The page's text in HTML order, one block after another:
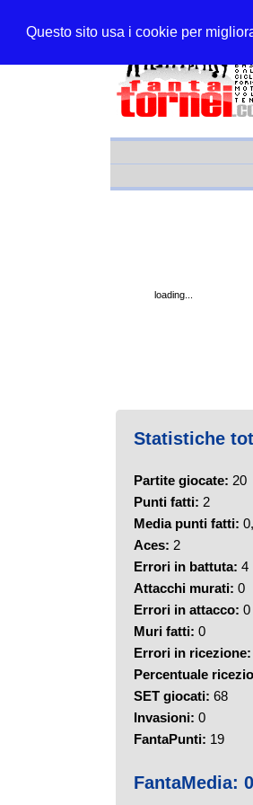
Questo sito usa i cookie per
loading...
Statistiche
Partite giocate: 20
Punti fatti: 2
Media punti fatti:
Aces: 2
Errori in battuta: 4
Attacchi murati: 0
Errori in attacco: 0
Muri fatti: 0
Errori in ricezione:
Percentuale
SET giocati: 68
Invasioni: 0
FantaPunti: 19
FantaMedia: